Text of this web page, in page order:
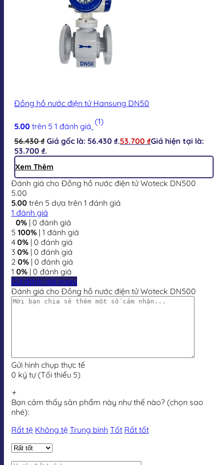
Đồng hồ nước điện tử Hansung DN50
5.00 trên 5 1 đánh giá (1)
56.430₫ Giá gốc là: 56.430 ₫.53.700 ₫Giá hiện tại là:
53.700 ₫.
Xem Thêm
Đánh giá cho Đồng hồ nước điện tử Woteck DN500
5.00
5.00 trên 5 dựa trên 1 đánh giá
1 đánh giá
0% | 0 đánh giá
5 100% | 1 đánh giá
4 0% | 0 đánh giá
3 0% | 0 đánh giá
2 0% | 0 đánh giá
1 0% | 0 đánh giá
Gửi đánh giá ngay
Đánh giá cho Đồng hồ nước điện tử Woteck DN500
Gửi hình chụp thực tế
0 ký tự (Tối thiểu 5)
+
Bạn cảm thấy sản phẩm này như thế nào? (chọn sao
nhé):
Rất tệ Không tệ Trung bình Tốt Rất tốt